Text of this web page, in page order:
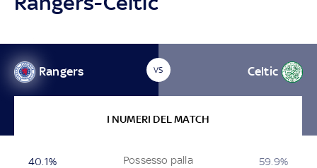
Rangers VS Celtic
I NUMERI DEL MATCH
Possesso palla
40.1% 59.9%